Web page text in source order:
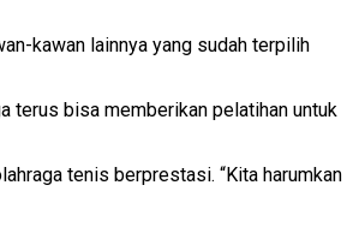
kawan lainnya yang sudah terpilih
terus bisa memberikan pelatihan untuk
tenis berprestasi. “Kita harumkan